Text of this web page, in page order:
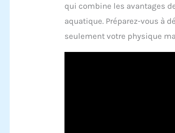
qui combine les avantages
aquatique. Préparez-vous à
seulement votre physique